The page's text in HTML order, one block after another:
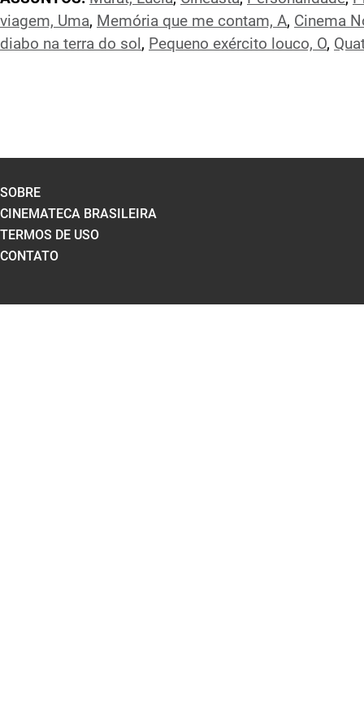
viagem, Uma, Memória que me contam, A, Cinema
diabo na terra do sol , Pequeno exército louco, O,
SOBRE
CINEMATECA BRASILEIRA
TERMOS DE USO
CONTATO